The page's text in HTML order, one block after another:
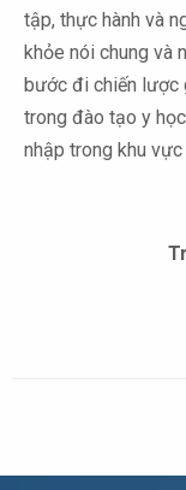
tập, thực hành và
khỏe nói chung và
bước đi chiến lược
trong đào tạo y
nhập trong khu